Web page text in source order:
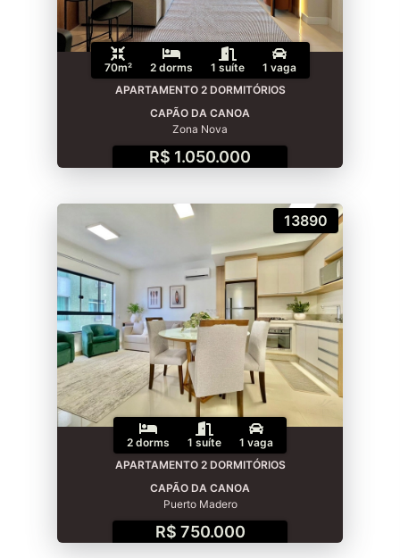
70m² 2 dorms 1 suíte
1 vaga
APARTAMENTO 2 DORMITÓRIOS
CAPÃO DA CANOA
Zona Nova
R$ 1.050.000
13890
2 dorms 1 suíte
1 vaga
APARTAMENTO 2 DORMITÓRIOS
CAPÃO DA CANOA
Puerto Madero
R$ 750.000